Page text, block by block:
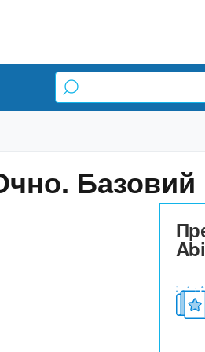
Базовий